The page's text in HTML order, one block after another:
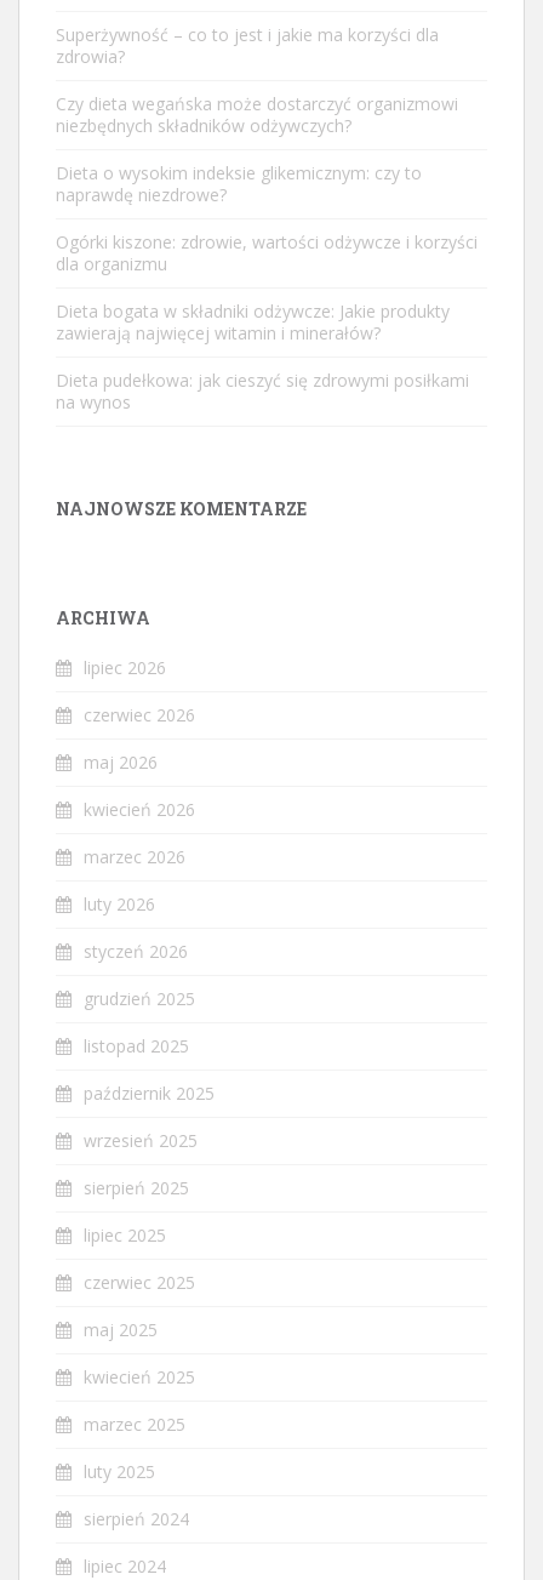
Superżywność – co to jest i jakie ma korzyści dla
zdrowia?
Czy dieta wegańska może dostarczyć organizmowi
niezbędnych składników odżywczych?
Dieta o wysokim indeksie glikemicznym: czy to
naprawdę niezdrowe?
Ogórki kiszone: zdrowie, wartości odżywcze i korzyści
dla organizmu
Dieta bogata w składniki odżywcze: Jakie produkty
zawierają najwięcej witamin i minerałów?
Dieta pudełkowa: jak cieszyć się zdrowymi posiłkami
na wynos
NAJNOWSZE KOMENTARZE
ARCHIWA
lipiec 2026
czerwiec 2026
maj 2026
kwiecień 2026
marzec 2026
luty 2026
styczeń 2026
grudzień 2025
listopad 2025
październik 2025
wrzesień 2025
sierpień 2025
lipiec 2025
czerwiec 2025
maj 2025
kwiecień 2025
marzec 2025
luty 2025
sierpień 2024
lipiec 2024